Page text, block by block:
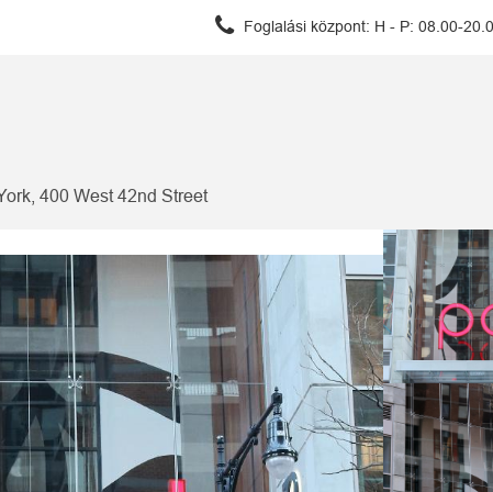
Foglalási központ: H - P: 08.00-
400 West 42nd Street